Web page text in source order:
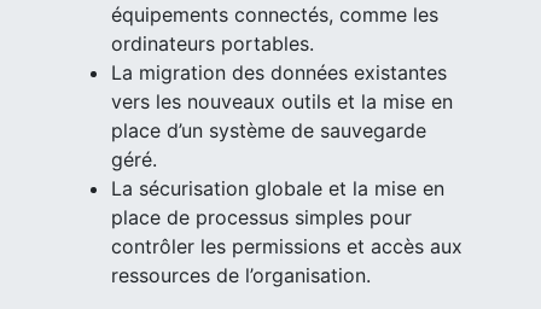
équipements connectés, comme les
ordinateurs portables.
La migration des données existantes
vers les nouveaux outils et la mise en
place d’un système de sauvegarde
géré.
La sécurisation globale et la mise en
place de processus simples pour
contrôler les permissions et accès aux
ressources de l’organisation.